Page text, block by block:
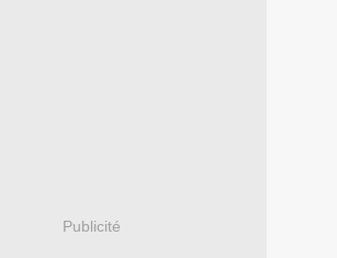
Publicité